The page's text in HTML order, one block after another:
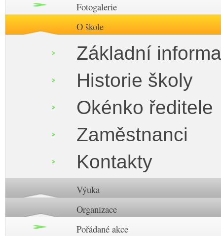
Fotogalerie
O škole
Základní
Historie školy
Okénko ředitele
Zaměstnanci
Kontakty
Výuka
Organizace
Pořádané akce